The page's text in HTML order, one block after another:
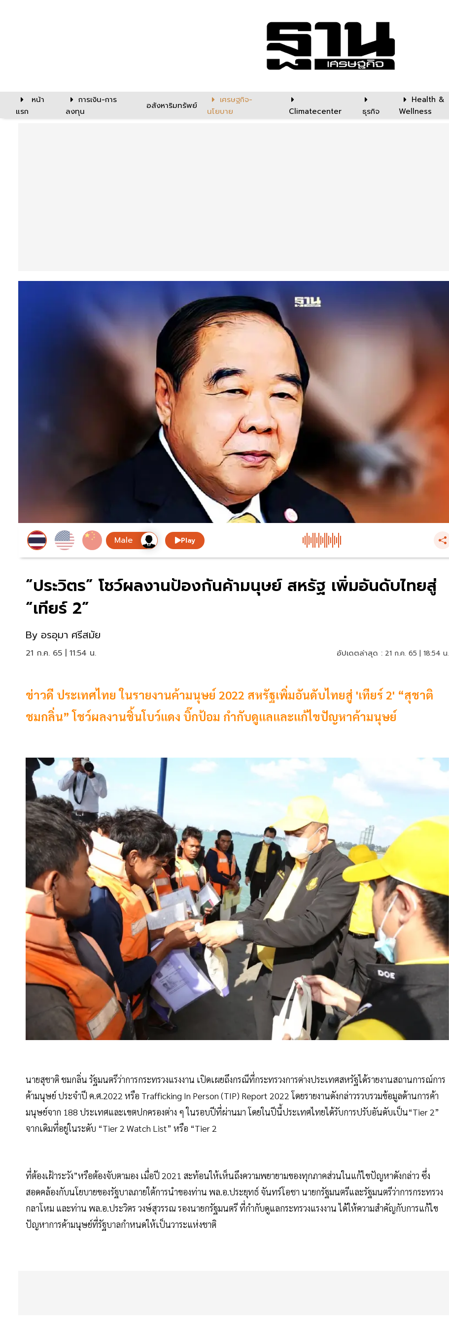
หน้า
แรก
การเงิน-การ
ลงทุน
อสังหาริมทรัพย์
เศรษฐกิจ-
นโยบาย
Climatecenter ธุรกิจ
Health &
Wellness
Play
“ประวิตร” โชว์ผลงานป้องกันค้ามนุษย์ สหรัฐ เพิ่มอันดับไทยสู่
“เทียร์ 2”
By อรอุมา ศรีสมัย
21 ก.ค. 65 | 11:54 น. อัปเดตล่าสุด : 21 ก.ค. 65 | 18:54 น.
ข่าวดี ประเทศไทย ในรายงานค้ามนุษย์ 2022 สหรัฐเพิ่มอันดับไทยสู่ 'เทียร์ 2' “สุชาติ
ชมกลิ่น” โชว์ผลงานชิ้นโบว์แดง บิ๊กป้อม กำกับดูแลและแก้ไขปัญหาค้ามนุษย์
นายสุชาติ ชมกลิ่น รัฐมนตรีว่าการกระทรวงแรงงาน เปิดเผยถึงกรณีที่กระทรวงการต่างประเทศสหรัฐได้รายงานสถานการณ์การ
ค้ามนุษย์ ประจำปี ค.ศ.2022 หรือ Trafficking In Person (TIP) Report 2022 โดยรายงานดังกล่าวรวบรวมข้อมูลด้านการค้า
มนุษย์จาก 188 ประเทศและเขตปกครองต่าง ๆ ในรอบปีที่ผ่านมา โดยในปีนี้ประเทศไทยได้รับการปรับอันดับเป็น“Tier 2”
จากเดิมที่อยู่ในระดับ “Tier 2 Watch List” หรือ “Tier 2
ที่ต้องเฝ้าระวัง”หรือต้องจับตามอง เมื่อปี 2021 สะท้อนให้เห็นถึงความพยายามของทุกภาคส่วนในแก้ไขปัญหาดังกล่าว ซึ่ง
สอดคล้องกับนโยบายของรัฐบาลภายใต้การนำของท่าน พล.อ.ประยุทธ์ จันทร์โอชา นายกรัฐมนตรีและรัฐมนตรีว่าการกระทรวง
กลาโหม และท่าน พล.อ.ประวิตร วงษ์สุวรรณ รองนายกรัฐมนตรี ที่กำกับดูแลกระทรวงแรงงาน ได้ให้ความสำคัญกับการแก้ไข
ปัญหาการค้ามนุษย์ที่รัฐบาลกำหนดให้เป็นวาระแห่งชาติ